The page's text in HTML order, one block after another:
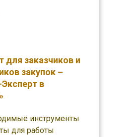
для заказчиков и
закупок –
в
инструменты
для работы